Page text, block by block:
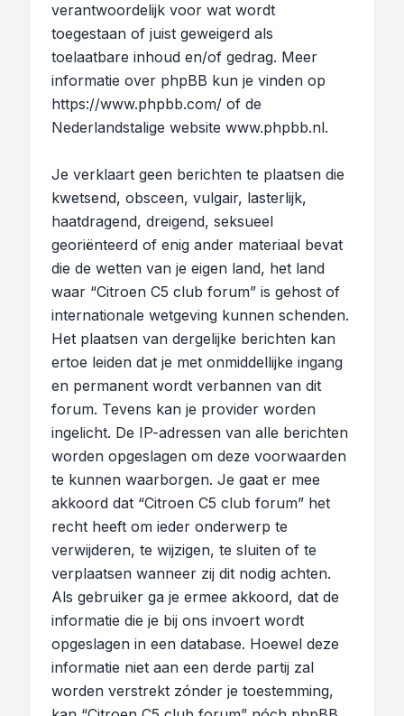
verantwoordelijk voor wat wordt
toegestaan of juist geweigerd als
toelaatbare inhoud en/of gedrag. Meer
informatie over phpBB kun je vinden op
https://www.phpbb.com/ of de
Nederlandstalige website www.phpbb.nl.
Je verklaart geen berichten te plaatsen die
kwetsend, obsceen, vulgair, lasterlijk,
haatdragend, dreigend, seksueel
georiënteerd of enig ander materiaal bevat
die de wetten van je eigen land, het land
waar “Citroen C5 club forum” is gehost of
internationale wetgeving kunnen schenden.
Het plaatsen van dergelijke berichten kan
ertoe leiden dat je met onmiddellijke ingang
en permanent wordt verbannen van dit
forum. Tevens kan je provider worden
ingelicht. De IP-adressen van alle berichten
worden opgeslagen om deze voorwaarden
te kunnen waarborgen. Je gaat er mee
akkoord dat “Citroen C5 club forum” het
recht heeft om ieder onderwerp te
verwijderen, te wijzigen, te sluiten of te
verplaatsen wanneer zij dit nodig achten.
Als gebruiker ga je ermee akkoord, dat de
informatie die je bij ons invoert wordt
opgeslagen in een database. Hoewel deze
informatie niet aan een derde partij zal
worden verstrekt zónder je toestemming,